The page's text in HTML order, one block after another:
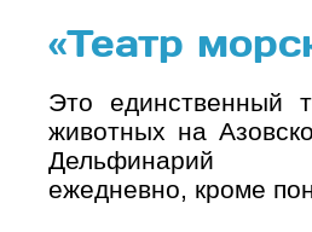
«Театр
Это единственный
животных на
Дельфинарий
ежедневно, кроме